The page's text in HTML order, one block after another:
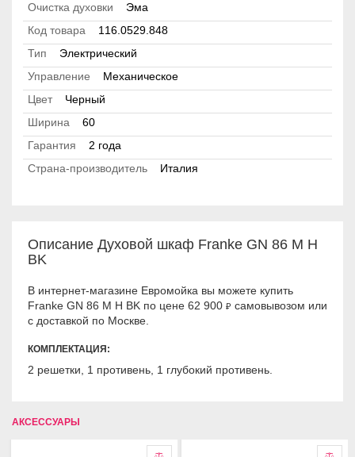
Очистка духовки
Эма
Код товара
116.0529.848
Тип
Электрический
Управление
Механическое
Цвет
Черный
Ширина
60
Гарантия
2 года
Страна-производитель
Италия
Описание Духовой шкаф Franke GN 86 M H
BK
В интернет-магазине Евромойка вы можете купить
Franke GN 86 M H BK по цене 62 900 ₽ самовывозом или
с доставкой по Москве.
КОМПЛЕКТАЦИЯ:
2 решетки, 1 противень, 1 глубокий противень.
АКСЕССУАРЫ